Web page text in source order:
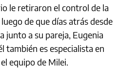
le retiraron el control de la
de que días atrás desde
junto a su pareja, Eugenia
también es especialista en
equipo de Milei.